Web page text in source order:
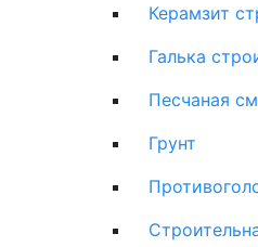
Керамзит
Галька
Песчаная
Грунт